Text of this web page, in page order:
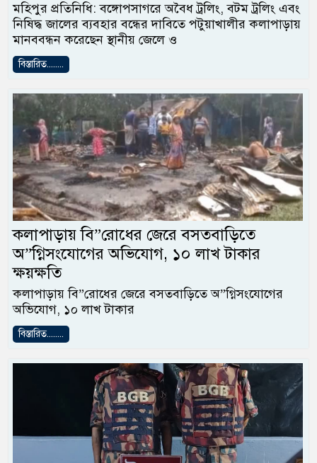
মহিপুর প্রতিনিধি: বঙ্গোপসাগরে অবৈধ ট্রলিং, বটম ট্রলিং এবং
নিষিদ্ধ জালের ব্যবহার বন্ধের দাবিতে পটুয়াখালীর কলাপাড়ায়
মানববন্ধন করেছেন স্থানীয় জেলে ও
বিস্তারিত........
কলাপাড়ায় বি”রোধের জেরে বসতবাড়িতে
অ”গ্নিসংযোগের অভিযোগ, ১০ লাখ টাকার
ক্ষয়ক্ষতি
কলাপাড়ায় বি”রোধের জেরে বসতবাড়িতে অ”গ্নিসংযোগের
অভিযোগ, ১০ লাখ টাকার
বিস্তারিত........